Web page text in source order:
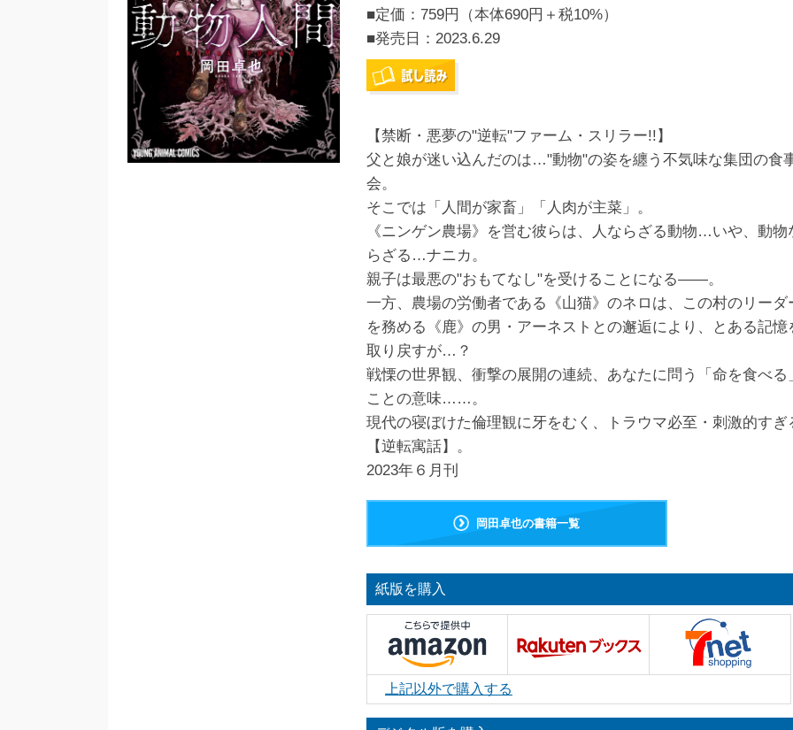
■定価：759円（本体690円＋税10%）
■発売日： 2023.6.29
【禁断・悪夢の"逆転"ファーム・スリラー!!】
父と娘が迷い込んだのは…"動物"の姿を纏う不気味な集団の食
会。
そこでは「人間が家畜」「人肉が主菜」。
《ニンゲン農場》を営む彼らは、人ならざる動物…いや、動物
らざる…ナニカ。
親子は最悪の"おもてなし"を受けることになる――。
一方、農場の労働者である《山猫》のネロは、この村のリーダ
を務める《鹿》の男・アーネストとの邂逅により、とある記憶
取り戻すが…？
戦慄の世界観、衝撃の展開の連続、あなたに問う「命を食べる
ことの意味……。
現代の寝ぼけた倫理観に牙をむく、トラウマ必至・刺激的すぎ
【逆転寓話】。
2023年６月刊
岡田卓也の書籍一覧
紙版を購入
上記以外で購入する